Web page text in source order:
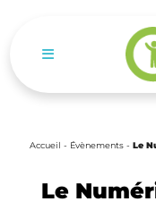
Ouvrir le menu de
Accueil - Évènements - Le
Le